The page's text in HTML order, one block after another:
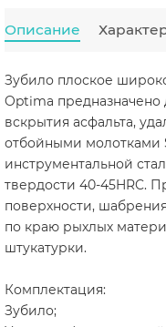
Описание
Зубило плоское
Optima предназначено
вскрытия асфальта,
отбойными молотками
инструментальной
твердости 40-45HRC.
поверхности,
по краю рыхлых
штукатурки.
Комплектация:
Зубило;